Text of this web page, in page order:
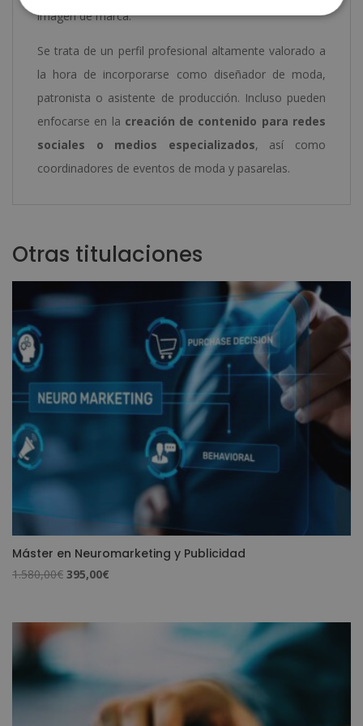
imagen de marca.
Se trata de un perfil profesional altamente valorado a
la hora de incorporarse como diseñador de moda,
patronista o asistente de producción. Incluso pueden
enfocarse en la creación de contenido para redes
sociales o medios especializados, así como
coordinadores de eventos de moda y pasarelas.
Otras titulaciones
Máster en Neuromarketing y Publicidad
1.580,00€ El
era:
395,00€